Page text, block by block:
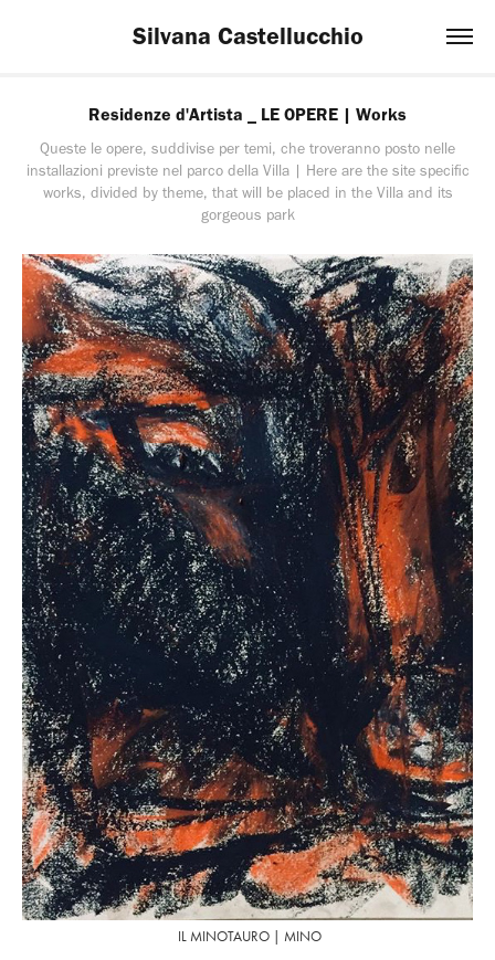
Silvana Castellucchio
Residenze d'Artista _ LE OPERE | Works
Queste le opere, suddivise per temi, che troveranno posto nelle
installazioni previste nel parco della Villa | Here are the site specific
works, divided by theme, that will be placed in the Villa and its
gorgeous park
IL MINOTAURO | MINO